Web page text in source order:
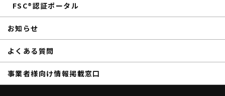
FSC®認証ポータル
お知らせ
よくある質問
事業者様向け情報掲載窓口